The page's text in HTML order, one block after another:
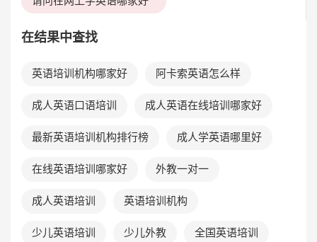
在结果中查找
英语培训机构哪家好 阿卡索英语怎么样
成人英语口语培训 成人英语在线培训哪家好
最新英语培训机构排行榜 成人学英语哪里好
在线英语培训哪家好 外教一对一
成人英语培训 英语培训机构
少儿英语培训 少儿外教 全国英语培训